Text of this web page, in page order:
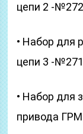
цепи 2 -
• Набор для
цепи 3 -
• Набор для
привода